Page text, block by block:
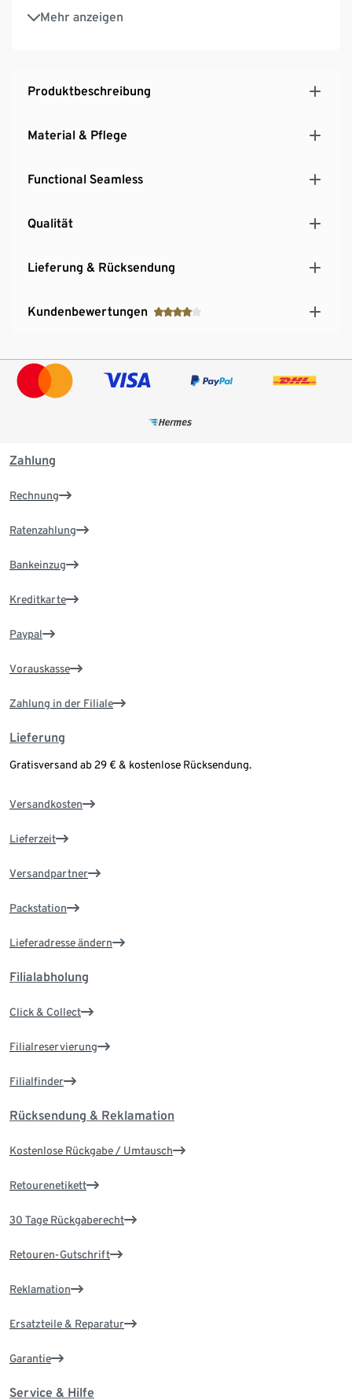
Mehr anzeigen
Vorder- und Rückseite doppellagig verarbeitet
Softes, elastisches Material durch die Faser
Produktbeschreibung
Material & Pflege
Functional Seamless
Qualität
Lieferung & Rücksendung
Kundenbewertungen
Zahlung
Rechnung
Ratenzahlung
Bankeinzug
Kreditkarte
Paypal
Vorauskasse
Zahlung in der Filiale
Lieferung
Gratisversand ab 29 € & kostenlose Rücksendung.
Versandkosten
Lieferzeit
Versandpartner
Packstation
Lieferadresse ändern
Filialabholung
Click & Collect
Filialreservierung
Filialfinder
Rücksendung & Reklamation
Kostenlose Rückgabe / Umtausch
Retourenetikett
30 Tage Rückgaberecht
Retouren-Gutschrift
Reklamation
Ersatzteile & Reparatur
Garantie
Service & Hilfe